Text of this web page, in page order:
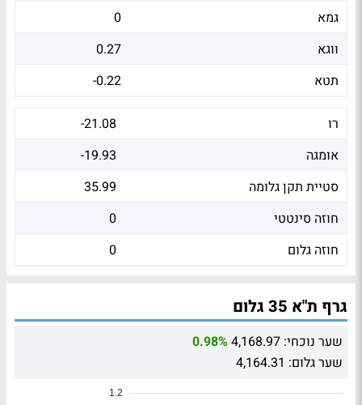
גמא
0
ווגא
0.27
תטא
-0.22
רו
-21.08
אומגה
-19.93
סטיית תקן גלומה
35.99
חוזה סינטטי
0
חוזה גלום
0
גרף ת"א 35 גלום
שער נוכחי: 4,168.97
0.98%
שער גלום: 4,164.31